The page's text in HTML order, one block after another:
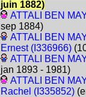
juin 1882)
ATTALI BEN
sep 1884)
ATTALI BEN
Ernest (I336966)
ATTALI BEN
jan 1893 - 1981)
ATTALI BEN
Rachel (I335852)